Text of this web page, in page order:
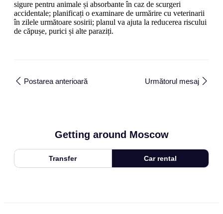
sigure pentru animale și absorbante în caz de scurgeri
accidentale; planificați o examinare de urmărire cu veterinarii
în zilele următoare sosirii; planul va ajuta la reducerea riscului
de căpușe, purici și alte paraziți.
Postarea anterioară Următorul mesaj
Getting around Moscow
Transfer Car rental